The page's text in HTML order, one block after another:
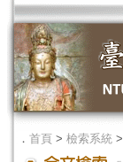
． 首頁 > 檢索系統 >